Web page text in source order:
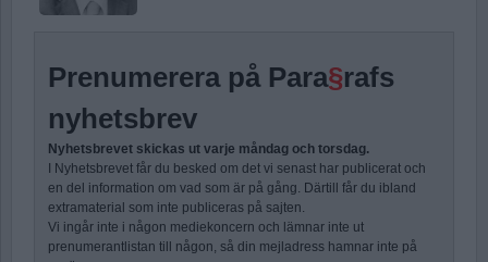
Prenumerera på Para§rafs
nyhetsbrev
Nyhetsbrevet skickas ut varje måndag och torsdag.
I Nyhetsbrevet får du besked om det vi senast har publicerat och
en del information om vad som är på gång. Därtill får du ibland
extramaterial som inte publiceras på sajten.
Vi ingår inte i någon mediekoncern och lämnar inte ut
prenumerantlistan till någon, så din mejladress hamnar inte på